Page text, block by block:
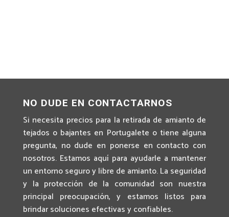
NO DUDE EN CONTACTARNOS
Si necesita precios para la retirada de amianto de
tejados o bajantes en Portugalete o tiene alguna
pregunta, no dude en ponerse en contacto con
nosotros. Estamos aquí para ayudarle a mantener
un entorno seguro y libre de amianto. La seguridad
y la protección de la comunidad son nuestra
principal preocupación, y estamos listos para
brindar soluciones efectivas y confiables.